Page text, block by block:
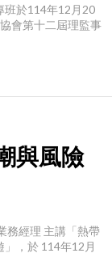
班於114年12月20
會第十二屆理監事
與風險
務經理 主講「熱帶
，於 114年12月